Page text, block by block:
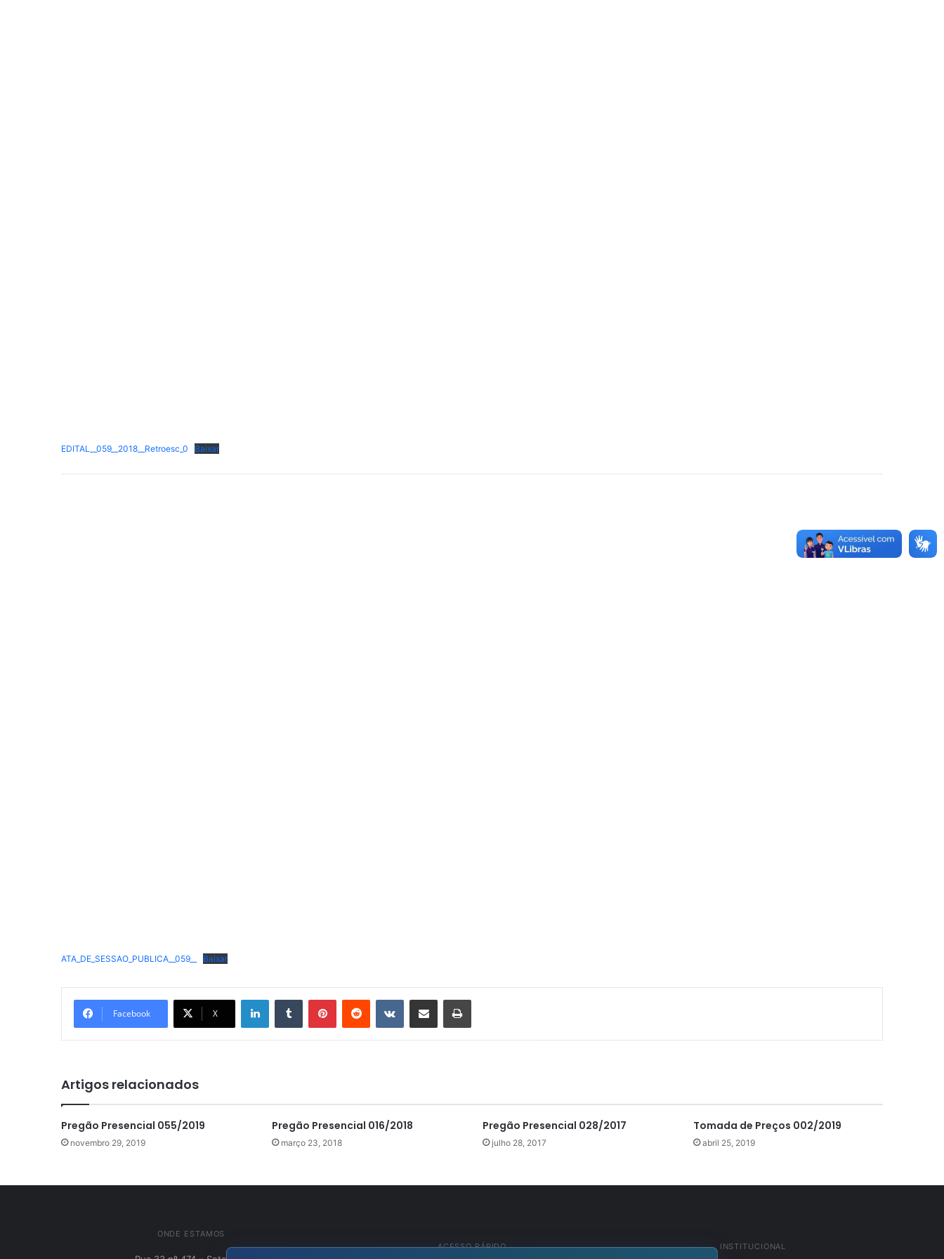
EDITAL__059__2018__Retroesc_0 Baixar
ATA_DE_SESSAO_PUBLICA__059__ Baixar
Facebook X
LinkedinTumblr PinterestReddit VK Compartilhar via e-mail Imprimir
Artigos relacionados
Pregão Presencial 055/2019
novembro 29, 2019
Pregão Presencial 016/2018
março 23, 2018
Pregão Presencial 028/2017
julho 28, 2017
Tomada de Preços 002/2019
abril 25, 2019
ONDE ESTAMOS
ACESSO RÁPIDO INSTITUCIONAL